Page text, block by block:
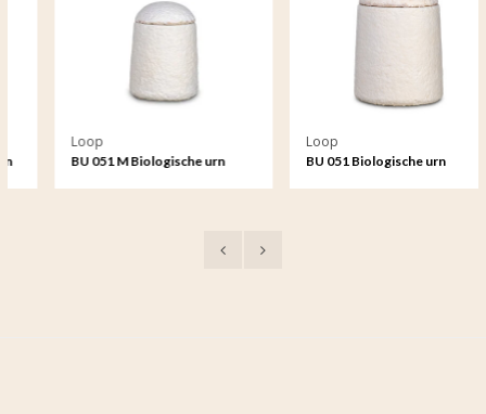
Loop
BU 051 M Biologische urn
Loop
BU 051 Biologische urn